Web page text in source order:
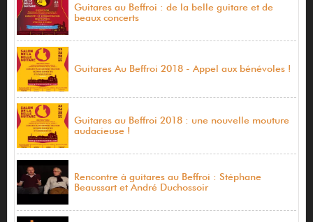
Guitares au Beffroi : de la belle guitare et de
beaux concerts
Guitares Au Beffroi 2018 - Appel aux bénévoles !
Guitares au Beffroi 2018 : une nouvelle mouture
audacieuse !
Rencontre à guitares au Beffroi : Stéphane
Beaussart et André Duchossoir